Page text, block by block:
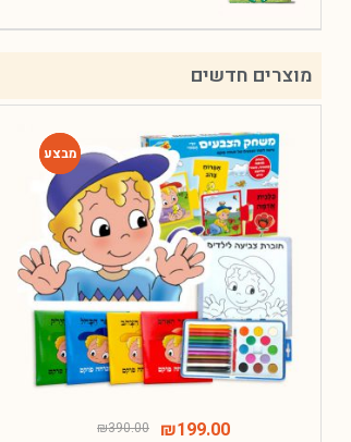
מוצרים חדשים
-49%
-49%
₪390.00 ₪199.00